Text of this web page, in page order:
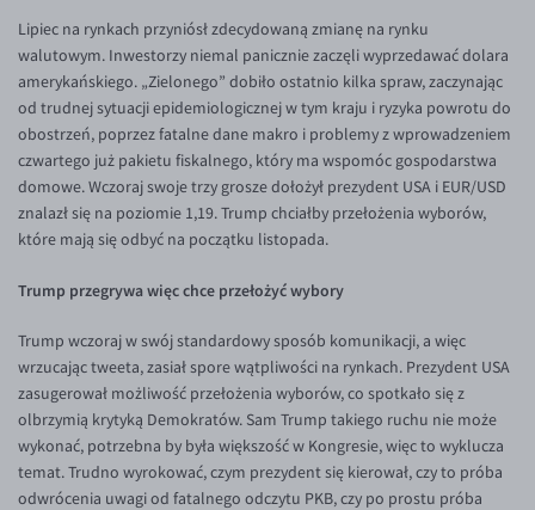
HUF/PLN
ILS/PLN
JPY/PLN
NZD/PLN
RON/PLN
SGD/PLN
ZAR/PLN
EUR/USD
EUR/GBP
EUR/CHF
EUR/CZK
EUR/DKK
Wymiana walut
Banki i przelewy
Przelewy zagraniczne
Słowniczek
Lipiec na rynkach przyniósł zdecydowaną zmianę na rynku
walutowym. Inwestorzy niemal panicznie zaczęli wyprzedawać dolara
amerykańskiego. „Zielonego” dobiło ostatnio kilka spraw, zaczynając
od trudnej sytuacji epidemiologicznej w tym kraju i ryzyka powrotu do
obostrzeń, poprzez fatalne dane makro i problemy z wprowadzeniem
czwartego już pakietu fiskalnego, który ma wspomóc gospodarstwa
domowe. Wczoraj swoje trzy grosze dołożył prezydent USA i EUR/USD
znalazł się na poziomie 1,19. Trump chciałby przełożenia wyborów,
które mają się odbyć na początku listopada.
Trump przegrywa więc chce przełożyć wybory
Trump wczoraj w swój standardowy sposób komunikacji, a więc
wrzucając tweeta, zasiał spore wątpliwości na rynkach. Prezydent USA
zasugerował możliwość przełożenia wyborów, co spotkało się z
olbrzymią krytyką Demokratów. Sam Trump takiego ruchu nie może
wykonać, potrzebna by była większość w Kongresie, więc to wyklucza
temat. Trudno wyrokować, czym prezydent się kierował, czy to próba
odwrócenia uwagi od fatalnego odczytu PKB, czy po prostu próba